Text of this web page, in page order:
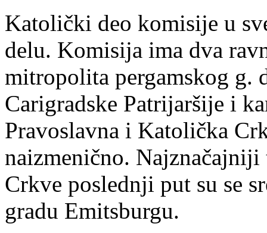
Katolički deo komisije u
delu. Komisija ima dva
mitropolita pergamskog g.
Carigradske Patrijaršije i
Pravoslavna i Katolička
naizmenično.
Crkve poslednji put su se
gradu Emitsburgu.